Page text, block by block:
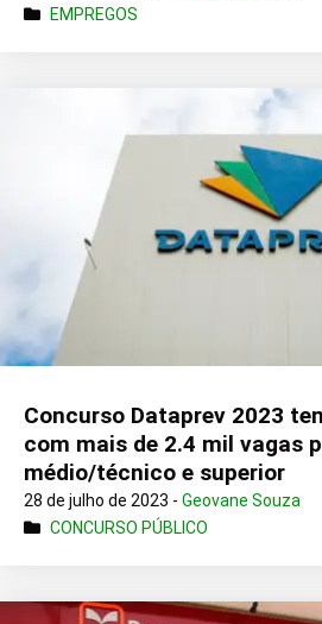
EMPREGOS
Concurso Dataprev 2023
com mais de 2.4 mil vagas
médio/técnico e superior
28 de julho de 2023 - Geovane Souza
CONCURSO PÚBLICO